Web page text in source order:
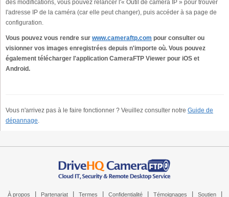
des modifications, vous pouvez relancer l'« Outil de caméra IP » pour trouver
l'adresse IP de la caméra (car elle peut changer), puis accéder à sa page de
configuration.
Vous pouvez vous rendre sur www.cameraftp.com pour consulter ou
visionner vos images enregistrées depuis n'importe où. Vous pouvez
également télécharger l'application CameraFTP Viewer pour iOS et
Android.
Vous n'arrivez pas à le faire fonctionner ? Veuillez consulter notre Guide de
dépannage.
À propos | Partenariat | Termes | Confidentialité | Témoignages | Soutien |